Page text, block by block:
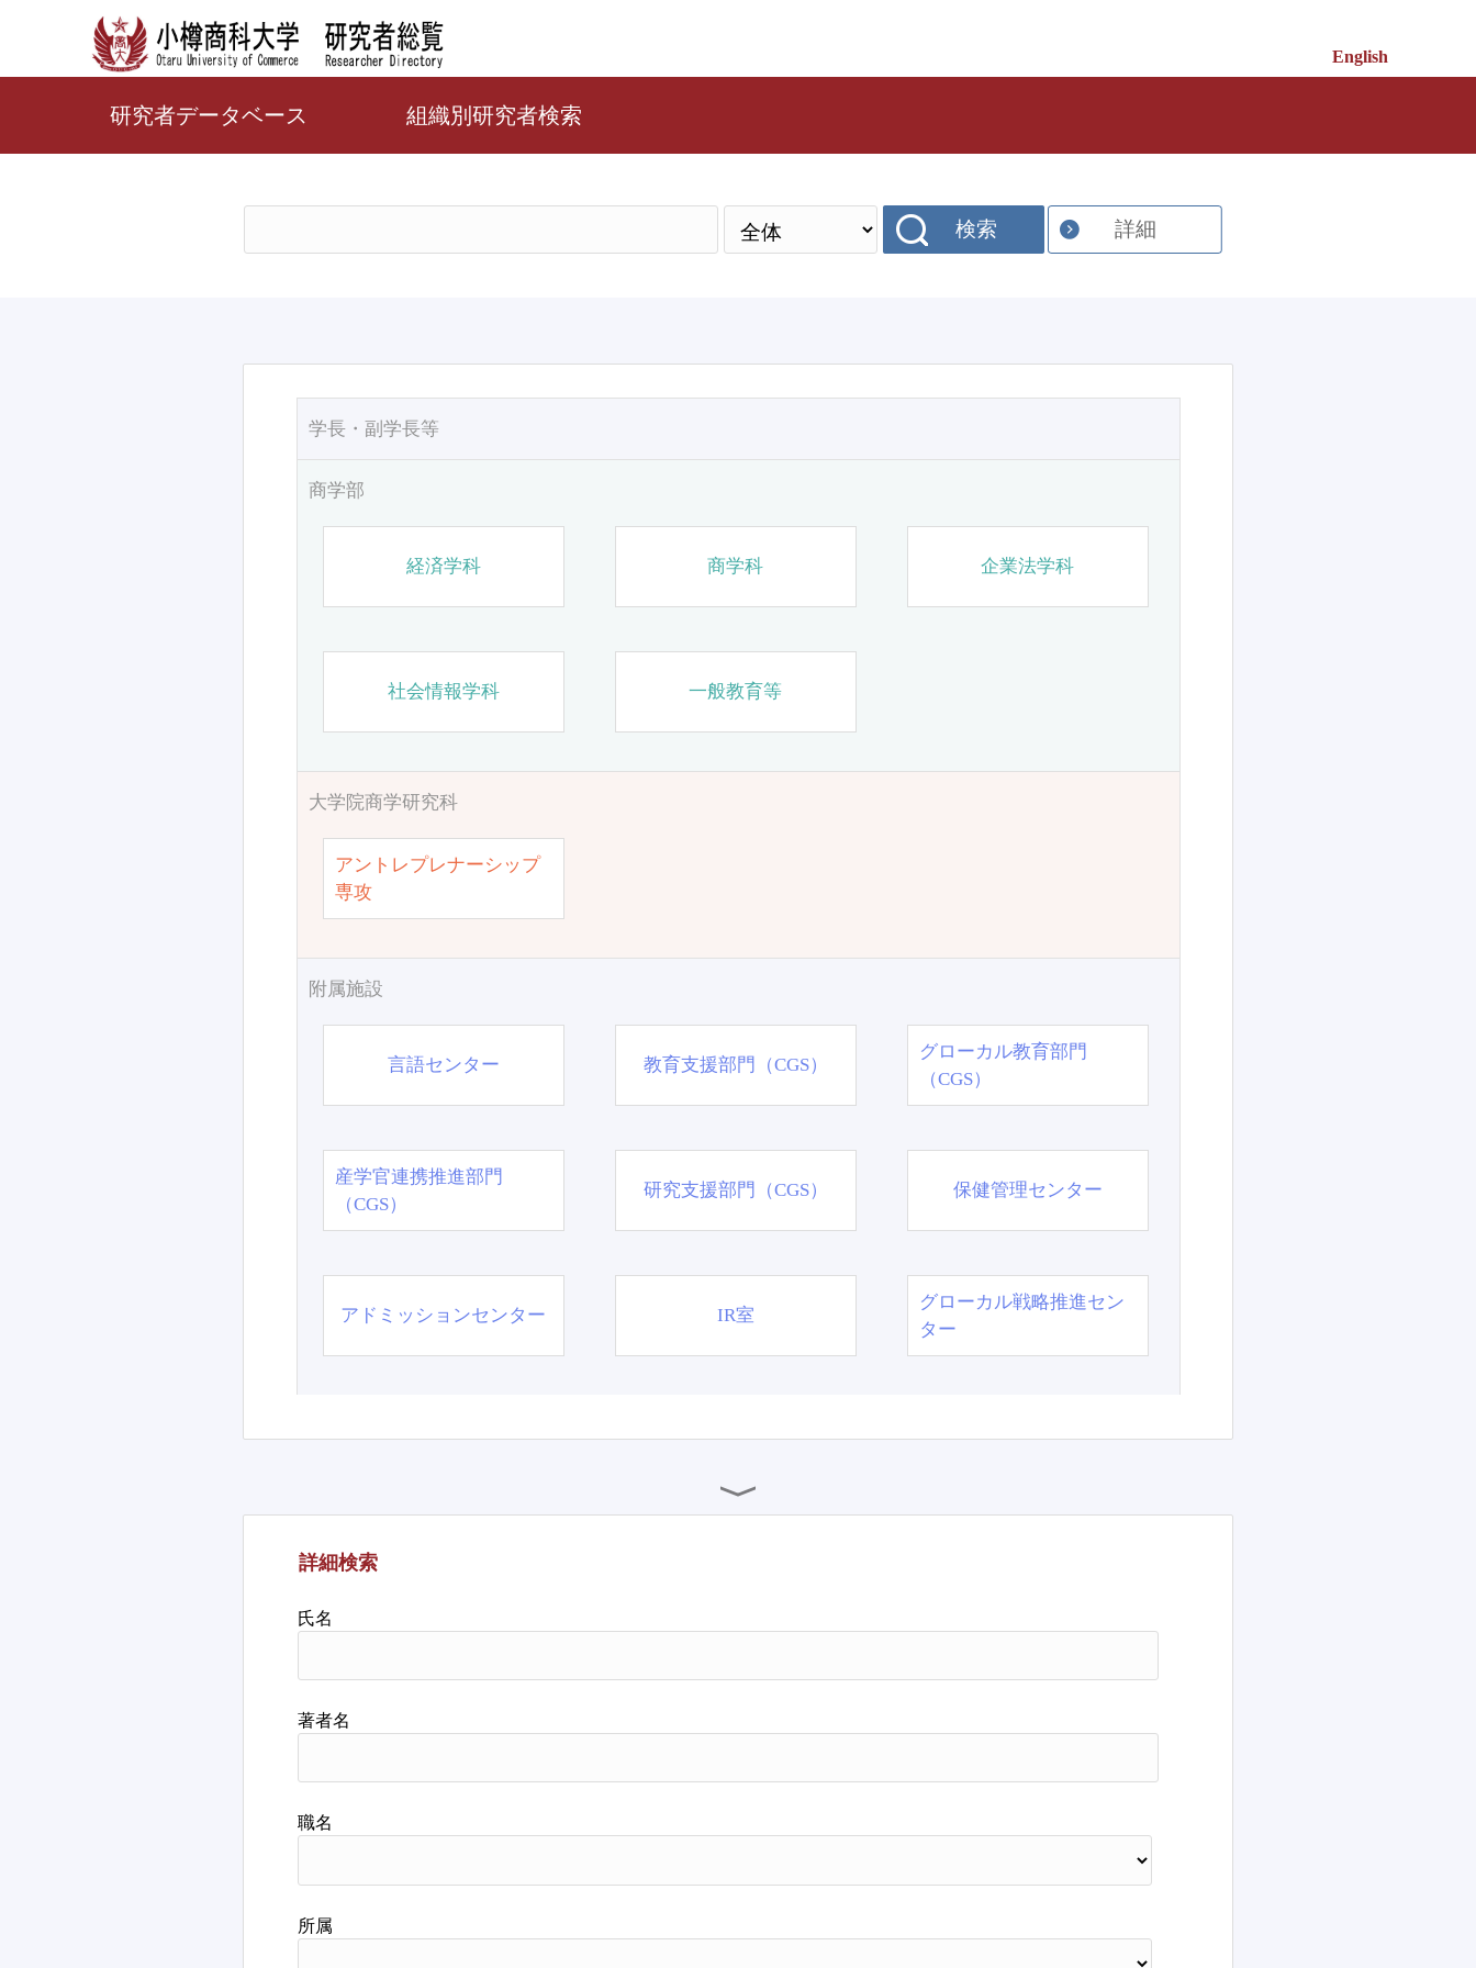
English
研究者データベース 組織別研究者検索
検索 詳細
学長・副学長等
商学部
経済学科 商学科 企業法学科
社会情報学科 一般教育等
大学院商学研究科
アントレプレナーシップ
専攻
附属施設
言語センター 教育支援部門（CGS）
グローカル教育部門
（CGS）
産学官連携推進部門
（CGS）
研究支援部門（CGS） 保健管理センター
アドミッションセンター IR室
グローカル戦略推進セン
ター
詳細検索
氏名
著者名
職名
所属